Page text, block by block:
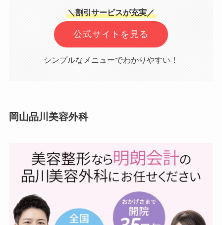
＼割引サービスが充実／
公式サイトを見る
シンプルなメニューでわかりやすい！
岡山品川美容外科